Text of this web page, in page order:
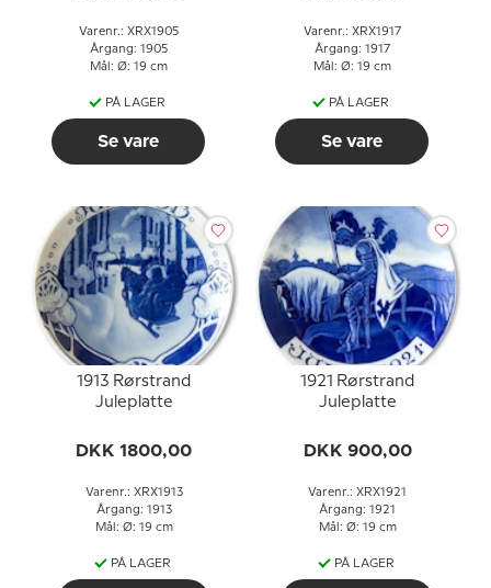
Varenr.: XRX1905
Årgang: 1905
Mål: Ø: 19 cm
PÅ LAGER
Se vare
Varenr.: XRX1917
Årgang: 1917
Mål: Ø: 19 cm
PÅ LAGER
Se vare
1913 Rørstrand
Juleplatte
DKK 1800,00
Varenr.: XRX1913
Årgang: 1913
Mål: Ø: 19 cm
PÅ LAGER
1921 Rørstrand
Juleplatte
DKK 900,00
Varenr.: XRX1921
Årgang: 1921
Mål: Ø: 19 cm
PÅ LAGER